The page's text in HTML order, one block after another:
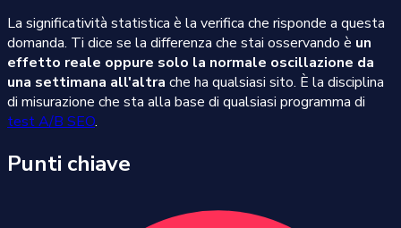
La significatività statistica è la verifica che risponde a questa
domanda. Ti dice se la differenza che stai osservando è un
effetto reale oppure solo la normale oscillazione da
una settimana all'altra che ha qualsiasi sito. È la disciplina
di misurazione che sta alla base di qualsiasi programma di
test A/B SEO.
Punti chiave